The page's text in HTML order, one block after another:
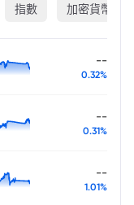
指數 加密貨幣
--
0.32%
--
0.31%
--
1.01%